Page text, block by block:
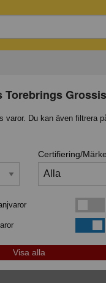
Du kan även filtrera
Certifiering/Märke
Visa
Visa